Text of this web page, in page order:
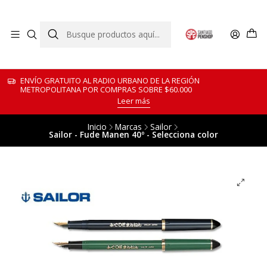
ENVÍO GRATUITO AL RADIO URBANO DE LA REGIÓN
METROPOLITANA POR COMPRAS SOBRE $60.000
Leer más
Inicio Marcas Sailor
Sailor - Fude Manen 40º - Selecciona color